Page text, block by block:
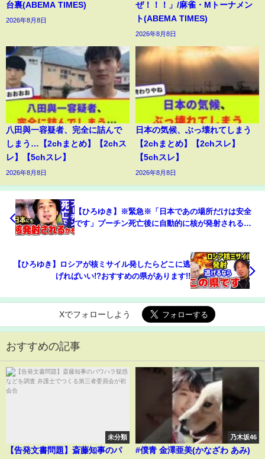
台裏(ABEMA TIMES)
2026年8月8日
ぜ！！！」/麻雀・Mトーナメン
ト(ABEMA TIMES)
2026年8月8日
八田與一容疑者、完全に詰んで
しまう…【2chまとめ】【2chス
レ】【5chスレ】
2026年8月8日
日本の気候、ぶっ壊れてしまう
【2chまとめ】【2chスレ】
【5chスレ】
2026年8月8日
【ひろゆき】※緊急※「日本であの場所だけは安全
です」プーチン死亡後に自動的に核が発射される可
【ひろゆき】ロシアが核ミサイル発したらどこに逃
げればいい!?おすすめの県があります!!
Xでフォローしよう
おすすめの記事
未分類
【告発文書問題】斎藤知事のパ
乃木坂46
#僕青 金澤亜美(かなざわ あみ)